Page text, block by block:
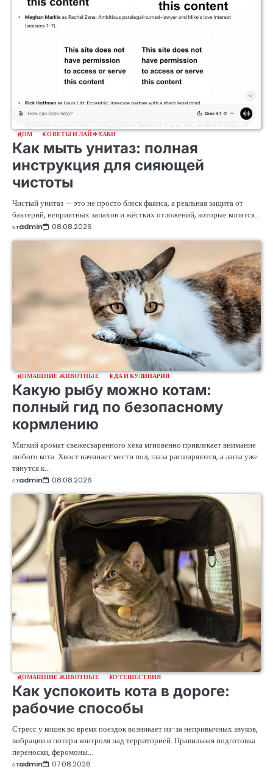
ДОМ СОВЕТЫ И ЛАЙФХАКИ
Как мыть унитаз: полная
инструкция для сияющей
чистоты
Чистый унитаз — это не просто блеск фаянса, а реальная защита от
бактерий, неприятных запахов и жёстких отложений, которые копятся…
отadmin 08.08.2026
ДОМАШНИЕ ЖИВОТНЫЕ ЕДА И КУЛИНАРИЯ
Какую рыбу можно котам:
полный гид по безопасному
кормлению
Мягкий аромат свежесваренного хека мгновенно привлекает внимание
любого кота. Хвост начинает мести пол, глаза расширяются, а лапы уже
тянутся к…
отadmin 08.08.2026
ДОМАШНИЕ ЖИВОТНЫЕ ПУТЕШЕСТВИЯ
Как успокоить кота в дороге:
рабочие способы
Стресс у кошек во время поездок возникает из-за непривычных звуков,
вибрации и потери контроля над территорией. Правильная подготовка
переноски, феромоны…
отadmin 07.08.2026